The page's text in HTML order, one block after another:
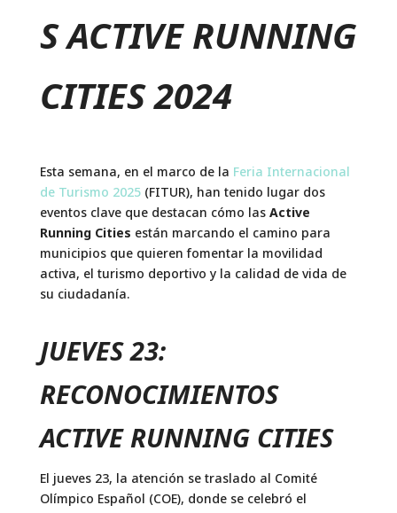
S ACTIVE RUNNING
CITIES 2024
Esta semana, en el marco de la Feria Internacional
de Turismo 2025(FITUR), han tenido lugar dos
eventos clave que destacan cómo las Active
Running Cities están marcando el camino para
municipios que quieren fomentar la movilidad
activa, el turismo deportivo y la calidad de vida de
su ciudadanía.
JUEVES 23:
RECONOCIMIENTOS
ACTIVE RUNNING CITIES
El jueves 23, la atención se traslado al Comité
Olímpico Español (COE), donde se celebró el